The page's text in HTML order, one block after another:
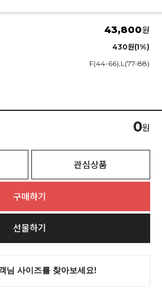
43,800원
430원(1%)
F(44-66),L(77-88)
0원
관심상품
구매하기
선물하기